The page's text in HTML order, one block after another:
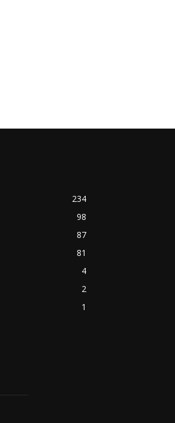
234
98
87
81
4
2
1